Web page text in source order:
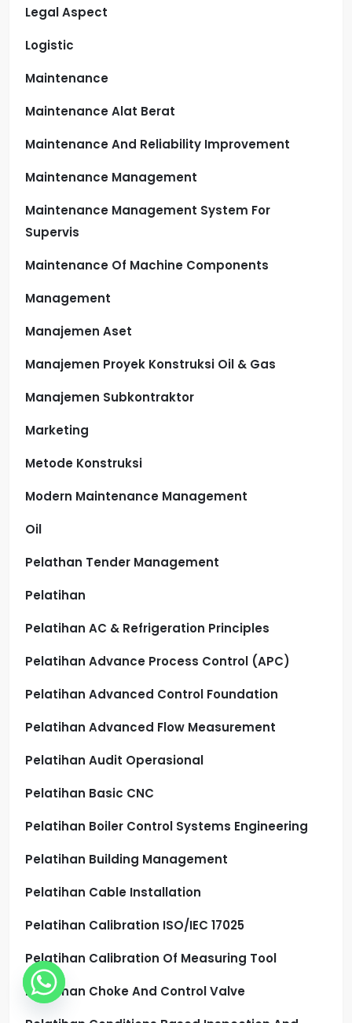
Legal Aspect
Logistic
Maintenance
Maintenance Alat Berat
Maintenance And Reliability Improvement
Maintenance Management
Maintenance Management System For
Supervis
Maintenance Of Machine Components
Management
Manajemen Aset
Manajemen Proyek Konstruksi Oil & Gas
Manajemen Subkontraktor
Marketing
Metode Konstruksi
Modern Maintenance Management
Oil
Pelathan Tender Management
Pelatihan
Pelatihan AC & Refrigeration Principles
Pelatihan Advance Process Control (APC)
Pelatihan Advanced Control Foundation
Pelatihan Advanced Flow Measurement
Pelatihan Audit Operasional
Pelatihan Basic CNC
Pelatihan Boiler Control Systems Engineering
Pelatihan Building Management
Pelatihan Cable Installation
Pelatihan Calibration ISO/IEC 17025
Pelatihan Calibration Of Measuring Tool
Pelatihan Choke And Control Valve